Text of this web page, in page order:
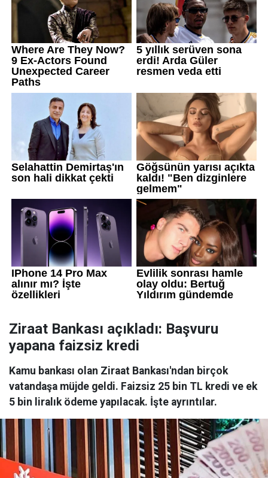
Ziraat Bankası açıkladı: Başvuru
yapana faizsiz kredi
Kamu bankası olan Ziraat Bankası'ndan birçok
vatandaşa müjde geldi. Faizsiz 25 bin TL kredi ve ek
5 bin liralık ödeme yapılacak. İşte ayrıntılar.